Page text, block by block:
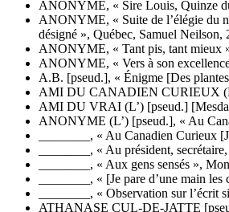
ANONYME, « Sire Louis, Quinze
ANONYME, « Suite de l’élégie du
désigné », Québec, Samuel Neilson,
ANONYME, « Tant pis, tant mieux
ANONYME, « Vers à son
A.B. [pseud.], « Énigme [Des
AMI DU CANADIEN CURIEUX
AMI DU VRAI (L’) [pseud.]
ANONYME (L’) [pseud.], « Au
________, « Au Canadien Curieux
________, « Au président,
________, « Aux gens sensés »,
________, « [Je pare d’une main
________, « Observation sur l’écrit
ATHANASE CUL-DE-JATTE